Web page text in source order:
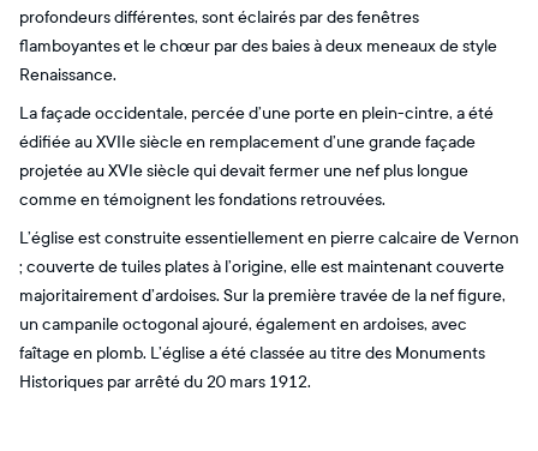
profondeurs différentes, sont éclairés par des fenêtres
flamboyantes et le chœur par des baies à deux meneaux de style
Renaissance.
La façade occidentale, percée d’une porte en plein-cintre, a été
édifiée au XVIIe siècle en remplacement d’une grande façade
projetée au XVIe siècle qui devait fermer une nef plus longue
comme en témoignent les fondations retrouvées.
L’église est construite essentiellement en pierre calcaire de Vernon
; couverte de tuiles plates à l’origine, elle est maintenant couverte
majoritairement d’ardoises. Sur la première travée de la nef figure,
un campanile octogonal ajouré, également en ardoises, avec
faîtage en plomb. L’église a été classée au titre des Monuments
Historiques par arrêté du 20 mars 1912.